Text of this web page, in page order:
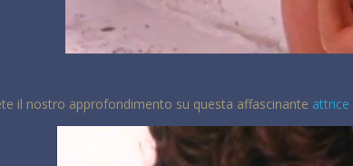
il nostro approfondimento su questa affascinante attrice